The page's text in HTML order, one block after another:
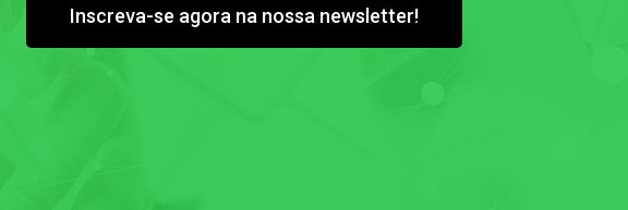
Inscreva-se agora na nossa newsletter!